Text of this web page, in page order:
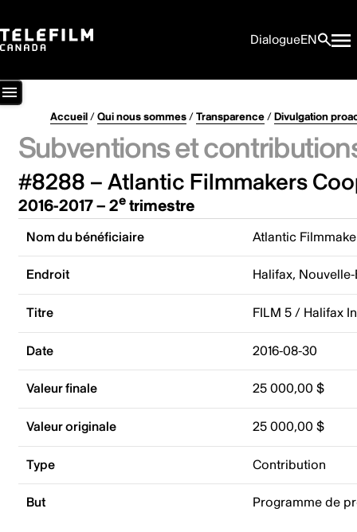
DialogueEN
Accueil/Qui nous sommes/Transparence/Divulgation
Subventions et
#8288 – Atlantic Filmmakers
2016-2017 – 2etrimestre
Nom du bénéficiaire Atlantic
Endroit Halifax,
Titre FILM 5 / Halifax
Date 2016-08-30
Valeur finale 25 000,00 $
Valeur originale 25 000,00 $
Type Contribution
But Programme de